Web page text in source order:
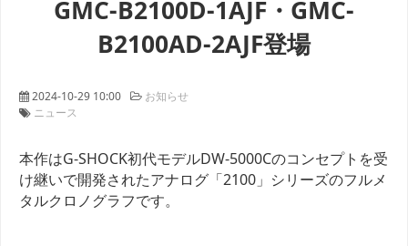
GMC-B2100D-1AJF・GMC-
B2100AD-2AJF登場
2024-10-29 10:00
お知らせ
ニュース
本作はG-SHOCK初代モデルDW-5000Cのコンセプトを受
け継いで開発されたアナログ「2100」シリーズのフルメ
タルクロノグラフです。